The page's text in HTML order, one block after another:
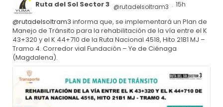
Ruta del Sol Sector 3 @rutadelsoltram3 · 15h
@rutadelsoltram3 informa que, se implementará un Plan de
Manejo de Tránsito para la rehabilitación de la vía entre el K
43+320 y el K 44+710 de la Ruta Nacional 4518, Hito 21B1 MJ –
Tramo 4. Corredor vial Fundación – Ye de Ciénaga
(Magdalena).